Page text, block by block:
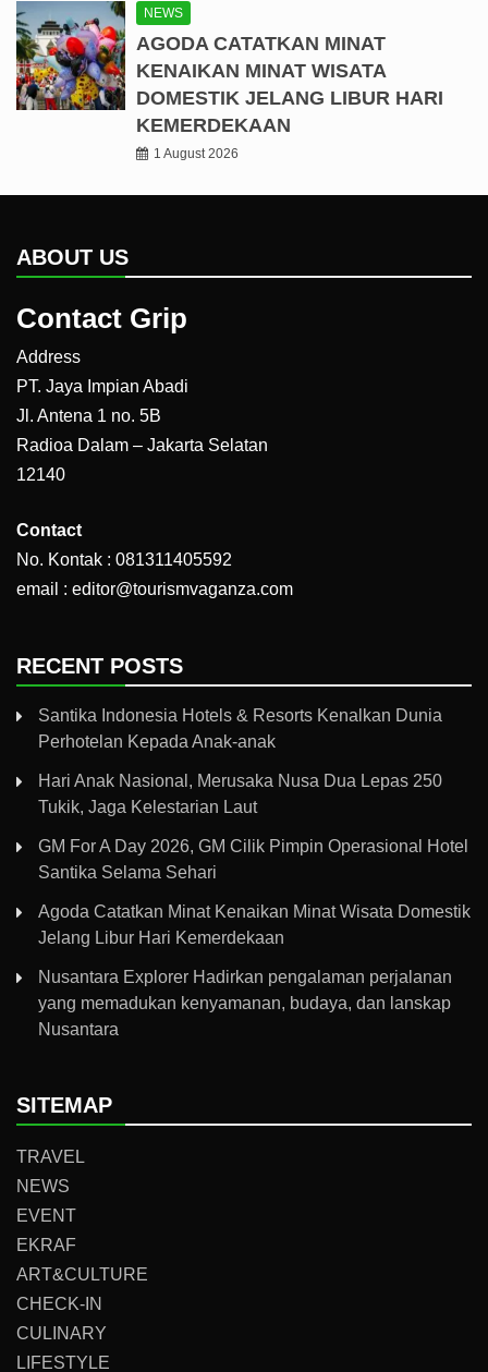
NEWS
AGODA CATATKAN MINAT
KENAIKAN MINAT WISATA
DOMESTIK JELANG LIBUR HARI
KEMERDEKAAN
1 August 2026
ABOUT US
Contact Grip
Address
PT. Jaya Impian Abadi
Jl. Antena 1 no. 5B
Radioa Dalam – Jakarta Selatan
12140
Contact
No. Kontak : 081311405592
email : editor@tourismvaganza.com
RECENT POSTS
Santika Indonesia Hotels & Resorts Kenalkan Dunia
Perhotelan Kepada Anak-anak
Hari Anak Nasional, Merusaka Nusa Dua Lepas 250
Tukik, Jaga Kelestarian Laut
GM For A Day 2026, GM Cilik Pimpin Operasional Hotel
Santika Selama Sehari
Agoda Catatkan Minat Kenaikan Minat Wisata Domestik
Jelang Libur Hari Kemerdekaan
Nusantara Explorer Hadirkan pengalaman perjalanan
yang memadukan kenyamanan, budaya, dan lanskap
Nusantara
SITEMAP
TRAVEL
NEWS
EVENT
EKRAF
ART&CULTURE
CHECK-IN
CULINARY
LIFESTYLE